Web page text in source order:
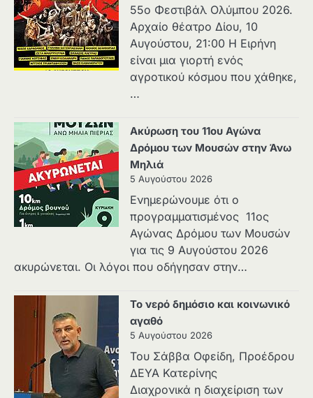
55ο Φεστιβάλ Ολύμπου 2026.
Αρχαίο θέατρο Δίου, 10
Αυγούστου, 21:00 H Ειρήνη
είναι μια γιορτή ενός
αγροτικού κόσμου που χάθηκε,
…
Ακύρωση του 11ου Αγώνα
Δρόμου των Μουσών στην Άνω
Μηλιά
5 Αυγούστου 2026
Ενημερώνουμε ότι ο
προγραμματισμένος 11ος
Αγώνας Δρόμου των Μουσών
για τις 9 Αυγούστου 2026
ακυρώνεται. Οι λόγοι που οδήγησαν στην…
Το νερό δημόσιο και κοινωνικό
αγαθό
5 Αυγούστου 2026
Του Σάββα Οφείδη, Προέδρου
ΔΕΥΑ Κατερίνης
Διαχρονικά η διαχείριση των